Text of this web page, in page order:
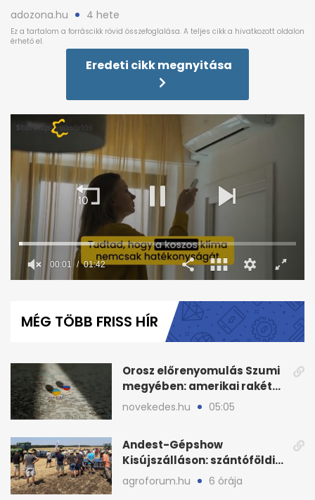
adozona.hu 4 hete
Eredeti cikk megnyitása
minute,
00:02 01:42
MÉG TÖBB FRISS HÍR
Orosz előrenyomulás Szumi
megyében: amerikai rakéták
is zsákmányként
novekedes.hu 05:05
Andest-Gépshow
Kisújszálláson: szántóföldi
bemutató 2026. augusztus
12-én
agroforum.hu 6 órája